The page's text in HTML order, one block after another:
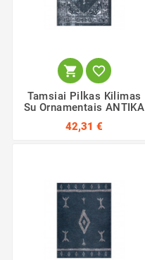
 
Tamsiai Pilkas Kilimas
Su Ornamentais ANTIKA
42,31 €